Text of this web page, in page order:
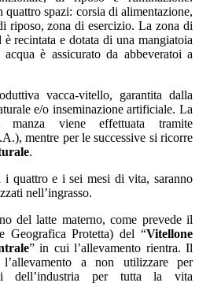
spazi: corsia di alimentazione,
riposo, zona di esercizio. La zona di
recintata e dotata di una mangiatoia
è assicurato da abbeveratoi a
vacca-vitello, garantita dalla
e/o inseminazione artificiale. La
manza viene effettuata tramite
mentre per le successive si ricorre
.
quattro e i sei mesi di vita, saranno
nell’ingrasso.
del latte materno, come prevede il
Geografica Protetta) del “Vitellone
” in cui l’allevamento rientra. Il
a non utilizzare per
dell’industria per tutta la vita